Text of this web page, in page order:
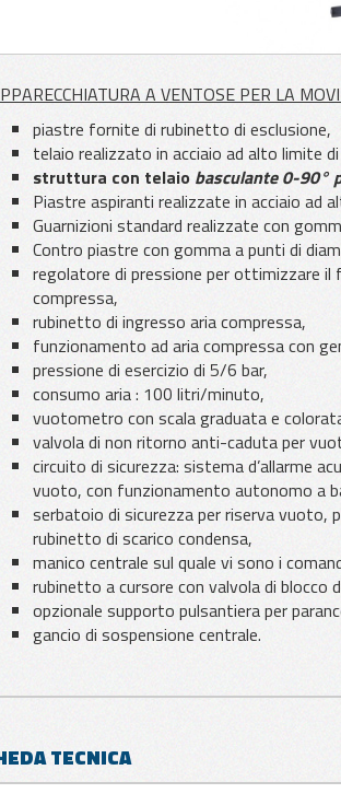
A VENTOSE PER LA
piastre fornite di rubinetto di esclusione,
telaio realizzato in acciaio ad alto limite
struttura con telaio basculante 0-90°
Piastre aspiranti realizzate in acciaio ad
Guarnizioni standard realizzate con
Contro piastre con gomma a punti di
regolatore di pressione per ottimizzare
compressa,
rubinetto di ingresso aria compressa,
funzionamento ad aria compressa con
pressione di esercizio di 5/6 bar,
consumo aria : 100 litri/minuto,
vuotometro con scala graduata e
valvola di non ritorno anti-caduta per
circuito di sicurezza: sistema d’allarme
vuoto, con funzionamento autonomo a
serbatoio di sicurezza per riserva vuoto,
rubinetto di scarico condensa,
manico centrale sul quale vi sono i
rubinetto a cursore con valvola di blocco
opzionale supporto pulsantiera per
gancio di sospensione centrale.
TECNICA